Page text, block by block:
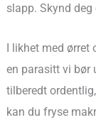
slapp. Skynd
I likhet med ørret
en parasitt vi bør
tilberedt
kan du fryse